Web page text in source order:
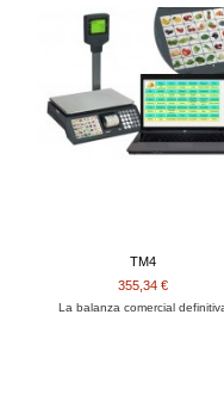
TM4
355,34 €
La balanza comercial